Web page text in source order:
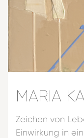
MARIA
Zeichen von
Einwirkung in